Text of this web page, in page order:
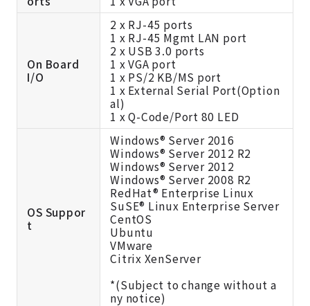
On Board
I/O
2 x RJ-45 ports
1 x RJ-45 Mgmt LAN port
2 x USB 3.0 ports
1 x VGA port
1 x PS/2 KB/MS port
1 x External Serial Port(Option
al)
1 x Q-Code/Port 80 LED
OS Suppor
t
Windows® Server 2016
Windows® Server 2012 R2
Windows® Server 2012
Windows® Server 2008 R2
RedHat® Enterprise Linux
SuSE® Linux Enterprise Server
CentOS
Ubuntu
VMware
Citrix XenServer
*(Subject to change without a
ny notice)